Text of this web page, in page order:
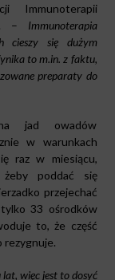
Immunoterapii
– Immunoterapia
cieszy się dużym
to m.in. z faktu,
preparaty do
jad owadów
w warunkach
raz w miesiącu,
poddać się
przejechać
33 ośrodków
to, że część
rezygnuje.
lat, więc jest to dosyć